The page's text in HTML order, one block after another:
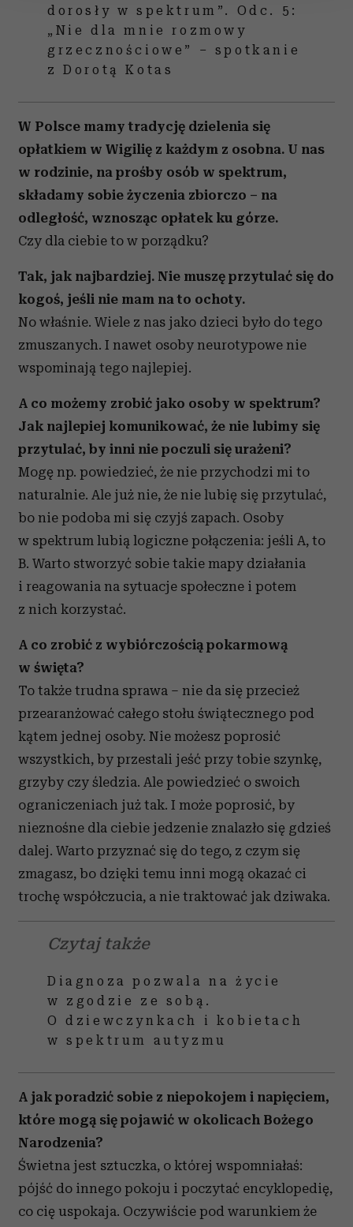
Wykorzystujemy pliki cookie do spersonalizowania treści
i reklam, aby oferować funkcje społecznościowe i
analizować ruch w naszej witrynie. Informacje o tym, jak
korzystasz z naszej witryny, udostępniamy partnerom
otrzymanymi od Ciebie lub uzyskanymi podczas
korzystania z ich usług.
dorosły w spektrum”. Odc. 5:
„Nie dla mnie rozmowy
grzecznościowe” – spotkanie
z Dorotą Kotas
W Polsce mamy tradycję dzielenia się
opłatkiem w Wigilię z każdym z osobna. U nas
w rodzinie, na prośby osób w spektrum,
składamy sobie życzenia zbiorczo – na
odległość, wznosząc opłatek ku górze.
Czy dla ciebie to w porządku?
Tak, jak najbardziej. Nie muszę przytulać się do
kogoś, jeśli nie mam na to ochoty.
No właśnie. Wiele z nas jako dzieci było do tego
zmuszanych. I nawet osoby neurotypowe nie
wspominają tego najlepiej.
A co możemy zrobić jako osoby w spektrum?
Jak najlepiej komunikować, że nie lubimy się
przytulać, by inni nie poczuli się urażeni?
Mogę np. powiedzieć, że nie przychodzi mi to
naturalnie. Ale już nie, że nie lubię się przytulać,
bo nie podoba mi się czyjś zapach. Osoby
w spektrum lubią logiczne połączenia: jeśli A, to
B. Warto stworzyć sobie takie mapy działania
i reagowania na sytuacje społeczne i potem
z nich korzystać.
A co zrobić z wybiórczością pokarmową
w święta?
To także trudna sprawa – nie da się przecież
przearanżować całego stołu świątecznego pod
kątem jednej osoby. Nie możesz poprosić
wszystkich, by przestali jeść przy tobie szynkę,
grzyby czy śledzia. Ale powiedzieć o swoich
ograniczeniach już tak. I może poprosić, by
nieznośne dla ciebie jedzenie znalazło się gdzieś
dalej. Warto przyznać się do tego, z czym się
zmagasz, bo dzięki temu inni mogą okazać ci
trochę współczucia, a nie traktować jak dziwaka.
Czytaj także